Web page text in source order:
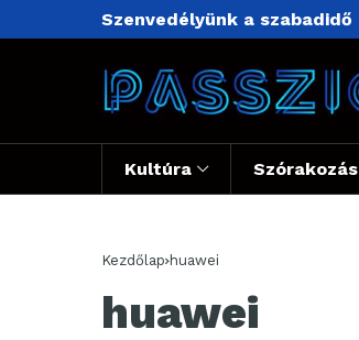
Szenvedélyünk a szabadidő
Kultúra Szórakozás
Kezdőlap huawei
huawei